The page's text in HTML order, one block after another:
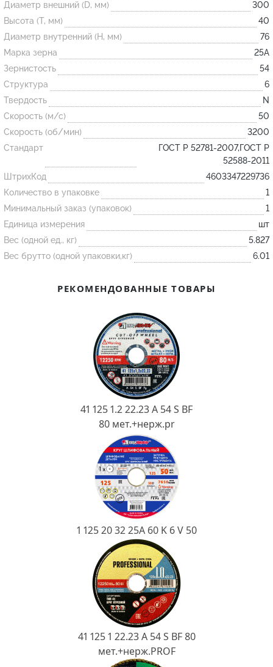
Огнеупорные
изделия
Скачать каталог
Тигель
Муфель
Черпак
Шербер
Трубка
Стержень
Пробка
Подставка
Лодочка
Контакт
Огнеупорная SiC смесь
Диаметр внешний (D, мм)
300
Высота (T, мм)
40
Диаметр внутренний (H, мм)
76
Марка зерна
25А
Зернистость
54
Структура
6
Твердость
N
Скорость (м/с)
50
Скорость (об/мин)
3200
Стандарт
ГОСТ Р 52781-2007,ГОСТ Р
52588-2011
ШтрихКод
4603347229736
Количество в упаковке
1
Минимальный заказ (упаковок)
1
Единица измерения
шт
Вес (одной ед., кг)
5.827
Вес брутто (одной упаковки,кг)
6.01
РЕКОМЕНДОВАННЫЕ ТОВАРЫ
41 125 1.2 22.23 A 54 S BF
80 мет.+нерж.pr
1 125 20 32 25А 60 K 6 V 50
41 125 1 22.23 A 54 S BF 80
мет.+нерж.PROF